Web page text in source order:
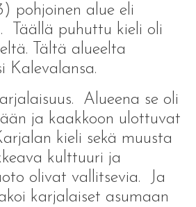
pohjoinen alue eli
Täällä puhuttu kieli oli
Tältä alueelta
Kalevalansa.
Alueena se oli
ja kaakkoon ulottuvat
kieli sekä muusta
kulttuuri ja
olivat vallitsevia. Ja
karjalaiset asumaan